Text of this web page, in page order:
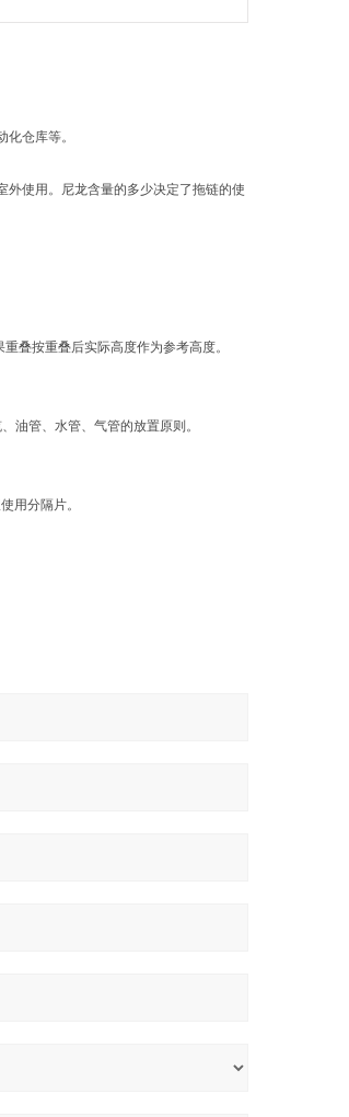
仓库等。
外使用。尼龙含量的多少决定了拖链的使
叠按重叠后实际高度作为参考高度。
、油管、水管、气管的放置原则。
用分隔片。